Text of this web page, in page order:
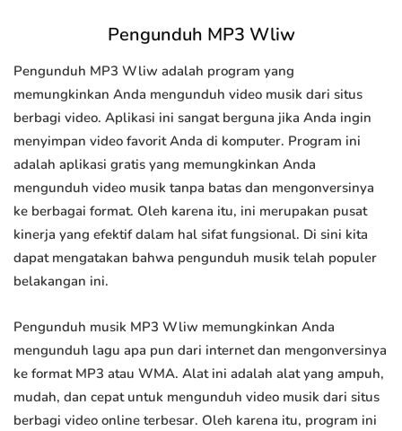
Pengunduh MP3 Wliw
Pengunduh MP3 Wliw adalah program yang
memungkinkan Anda mengunduh video musik dari situs
berbagi video. Aplikasi ini sangat berguna jika Anda ingin
menyimpan video favorit Anda di komputer. Program ini
adalah aplikasi gratis yang memungkinkan Anda
mengunduh video musik tanpa batas dan mengonversinya
ke berbagai format. Oleh karena itu, ini merupakan pusat
kinerja yang efektif dalam hal sifat fungsional. Di sini kita
dapat mengatakan bahwa pengunduh musik telah populer
belakangan ini.
Pengunduh musik MP3 Wliw memungkinkan Anda
mengunduh lagu apa pun dari internet dan mengonversinya
ke format MP3 atau WMA. Alat ini adalah alat yang ampuh,
mudah, dan cepat untuk mengunduh video musik dari situs
berbagi video online terbesar. Oleh karena itu, program ini